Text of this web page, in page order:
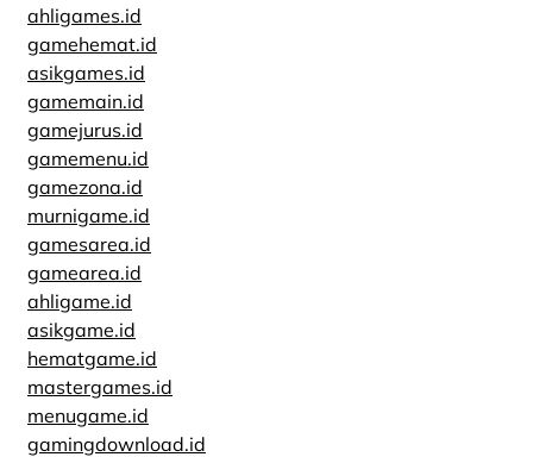
ahligames.id
gamehemat.id
asikgames.id
gamemain.id
gamejurus.id
gamemenu.id
gamezona.id
murnigame.id
gamesarea.id
gamearea.id
ahligame.id
asikgame.id
hematgame.id
mastergames.id
menugame.id
gamingdownload.id